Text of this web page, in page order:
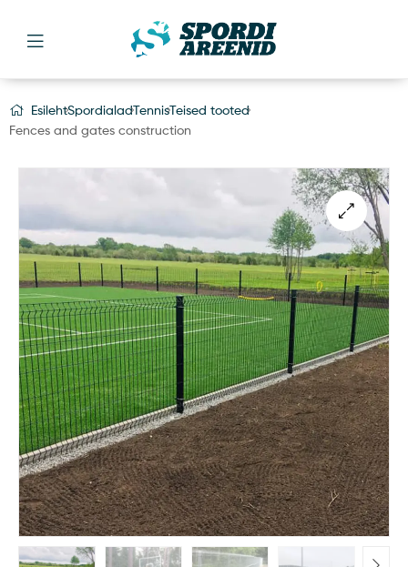
EsilehtSpordialadTennisTeised tooted
Fences and gates construction
🔍